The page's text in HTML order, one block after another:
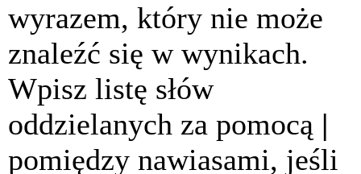
wyrazem, który nie może
znaleźć się w wynikach.
Wpisz listę słów
oddzielanych za pomocą |
pomiędzy nawiasami, jeśli